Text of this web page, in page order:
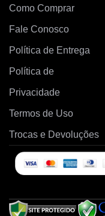
Como Comprar
Fale Conosco
Política de Entrega
Política de
Privacidade
Termos de Uso
Trocas e Devoluções